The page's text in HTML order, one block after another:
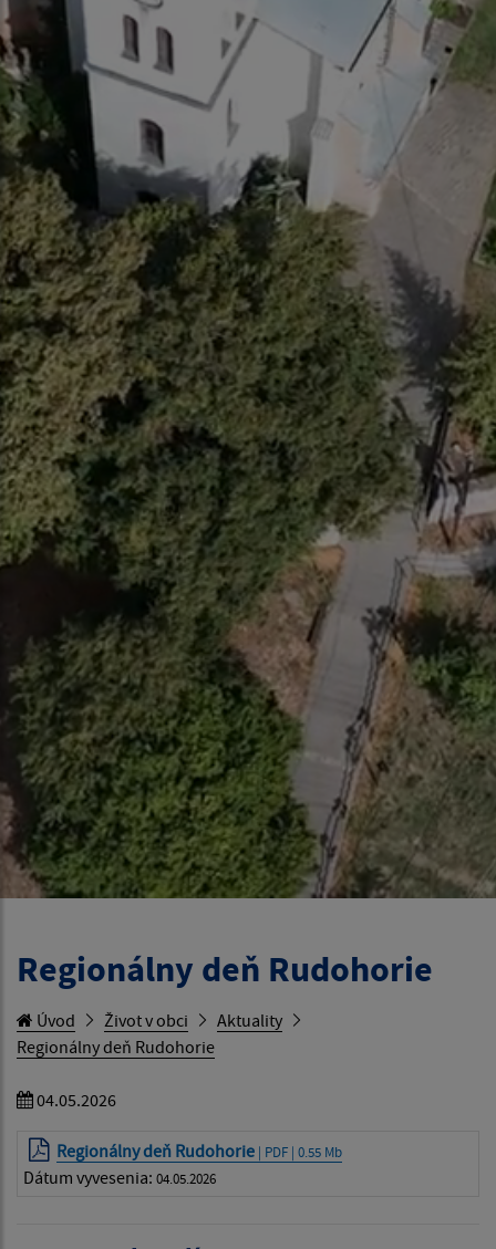
Regionálny deň Rudohorie
Úvod Život v obci
Aktuality
Regionálny deň Rudohorie
04.05.2026
Regionálny deň Rudohorie | PDF | 0.55 Mb
Dátum vyvesenia: 04.05.2026